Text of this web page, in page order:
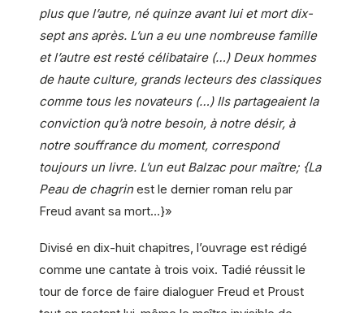
plus que l’autre, né quinze avant lui et mort dix-
sept ans après. L’un a eu une nombreuse famille
et l’autre est resté célibataire (…) Deux hommes
de haute culture, grands lecteurs des classiques
comme tous les novateurs (…) Ils partageaient la
conviction qu’à notre besoin, à notre désir, à
notre souffrance du moment, correspond
toujours un livre. L’un eut Balzac pour maître; {La
Peau de chagrinest le dernier roman relu par
Freud avant sa mort…}»
Divisé en dix-huit chapitres, l’ouvrage est rédigé
comme une cantate à trois voix. Tadié réussit le
tour de force de faire dialoguer Freud et Proust